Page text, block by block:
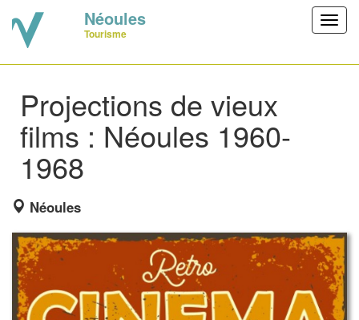
Néoules
Tourisme
Projections de vieux
films : Néoules 1960-
1968
Néoules